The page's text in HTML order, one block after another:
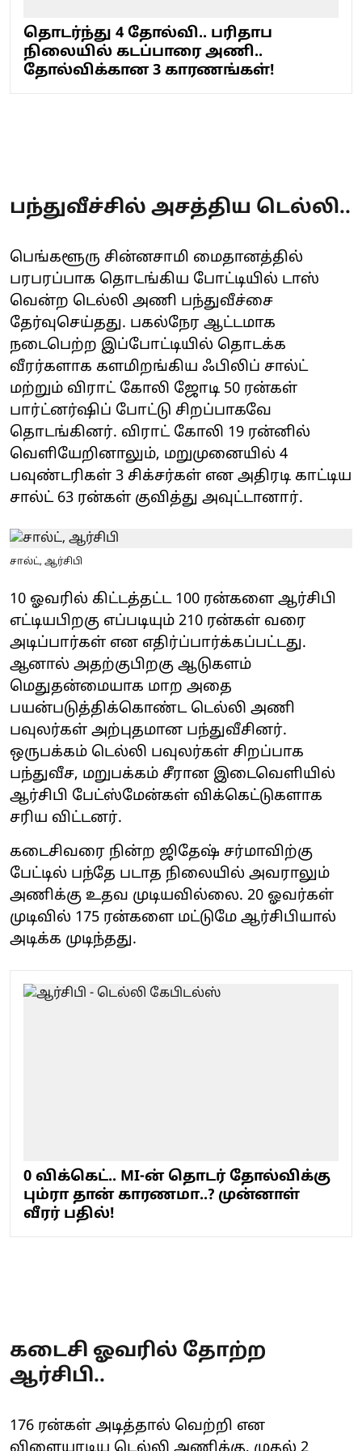
தொடர்ந்து 4 தோல்வி.. பரிதாப
நிலையில் கடப்பாரை அணி..
தோல்விக்கான 3 காரணங்கள்!
பந்துவீச்சில் அசத்திய டெல்லி..
பெங்களூரு சின்னசாமி மைதானத்தில்
பரபரப்பாக தொடங்கிய போட்டியில் டாஸ்
வென்ற டெல்லி அணி பந்துவீச்சை
தேர்வுசெய்தது. பகல்நேர ஆட்டமாக
நடைபெற்ற இப்போட்டியில் தொடக்க
வீரர்களாக களமிறங்கிய ஃபிலிப் சால்ட்
மற்றும் விராட் கோலி ஜோடி 50 ரன்கள்
பார்ட்னர்ஷிப் போட்டு சிறப்பாகவே
தொடங்கினர். விராட் கோலி 19 ரன்னில்
வெளியேறினாலும், மறுமுனையில் 4
பவுண்டரிகள் 3 சிக்சர்கள் என அதிரடி காட்டிய
சால்ட் 63 ரன்கள் குவித்து அவுட்டானார்.
சால்ட், ஆர்சிபி
10 ஓவரில் கிட்டத்தட்ட 100 ரன்களை ஆர்சிபி
எட்டியபிறகு எப்படியும் 210 ரன்கள் வரை
அடிப்பார்கள் என எதிர்ப்பார்க்கப்பட்டது.
ஆனால் அதற்குபிறகு ஆடுகளம்
மெதுதன்மையாக மாற அதை
பயன்படுத்திக்கொண்ட டெல்லி அணி
பவுலர்கள் அற்புதமான பந்துவீசினர்.
ஒருபக்கம் டெல்லி பவுலர்கள் சிறப்பாக
பந்துவீச, மறுபக்கம் சீரான இடைவெளியில்
ஆர்சிபி பேட்ஸ்மேன்கள் விக்கெட்டுகளாக
சரிய விட்டனர்.
கடைசிவரை நின்ற ஜிதேஷ் சர்மாவிற்கு
பேட்டில் பந்தே படாத நிலையில் அவராலும்
அணிக்கு உதவ முடியவில்லை. 20 ஓவர்கள்
முடிவில் 175 ரன்களை மட்டுமே ஆர்சிபியால்
அடிக்க முடிந்தது.
0 விக்கெட்.. MI-ன் தொடர் தோல்விக்கு
பும்ரா தான் காரணமா..? முன்னாள்
வீரர் பதில்!
கடைசி ஓவரில் தோற்ற
ஆர்சிபி..
176 ரன்கள் அடித்தால் வெற்றி என